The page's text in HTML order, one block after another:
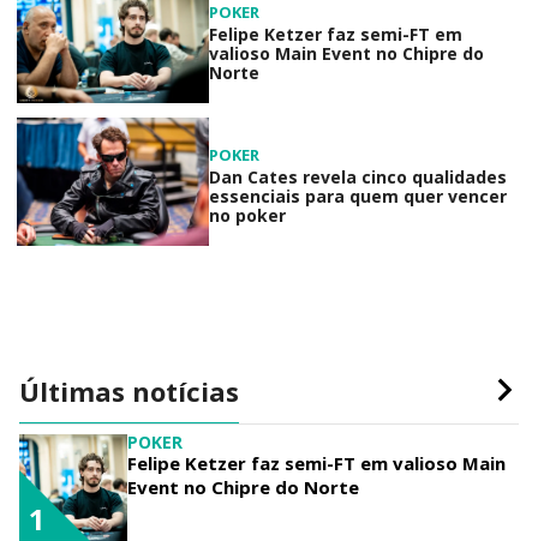
POKER
Felipe Ketzer faz semi-FT em
valioso Main Event no Chipre do
Norte
POKER
Dan Cates revela cinco qualidades
essenciais para quem quer vencer
no poker
Últimas notícias
POKER
Felipe Ketzer faz semi-FT em valioso Main
Event no Chipre do Norte
1